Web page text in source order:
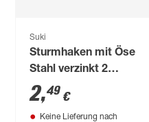
Suki
Sturmhaken mit Öse
Stahl verzinkt 2
Stück 80 mm
2,49 €
Keine Lieferung nach